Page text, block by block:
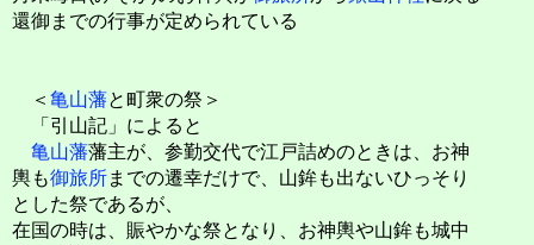
還御までの行事が定められている
＜ 亀山藩と町衆の祭＞
「引山記」によると
亀山藩藩主が、参勤交代で江戸詰めのときは、お神
輿も御旅所までの遷幸だけで、山鉾も出ないひっそり
とした祭であるが、
在国の時は、賑やかな祭となり、お神輿や山鉾も城中